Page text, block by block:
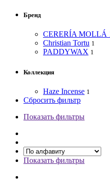
Бренд
CERERÍA MOLLÁ
Christian Tortu 1
PADDYWAX 1
Коллекция
Haze Incense 1
Сбросить фильтр
Показать фильтры
Показать фильтры